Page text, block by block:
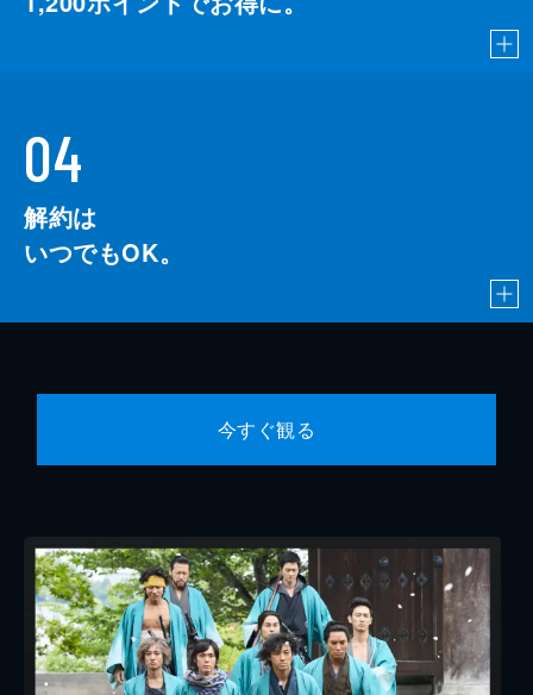
04
解約は
いつでもOK。
今すぐ観る